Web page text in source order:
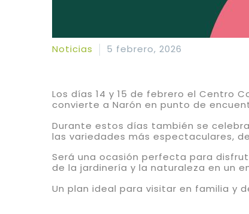
Noticias 5 febrero, 2026
Los días 14 y 15 de febrero el Centro
convierte a Narón en punto de
Durante estos días también se
las variedades más espectaculares,
Será una ocasión perfecta para
de la jardinería y la naturaleza en un
Un plan ideal para visitar en familia y